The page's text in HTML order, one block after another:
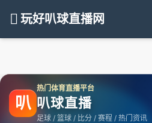
玩好叭球直播网
叭
热门体育直播平台
叭球直播
足球 / 篮球 / 比分 / 赛程 / 热门资讯